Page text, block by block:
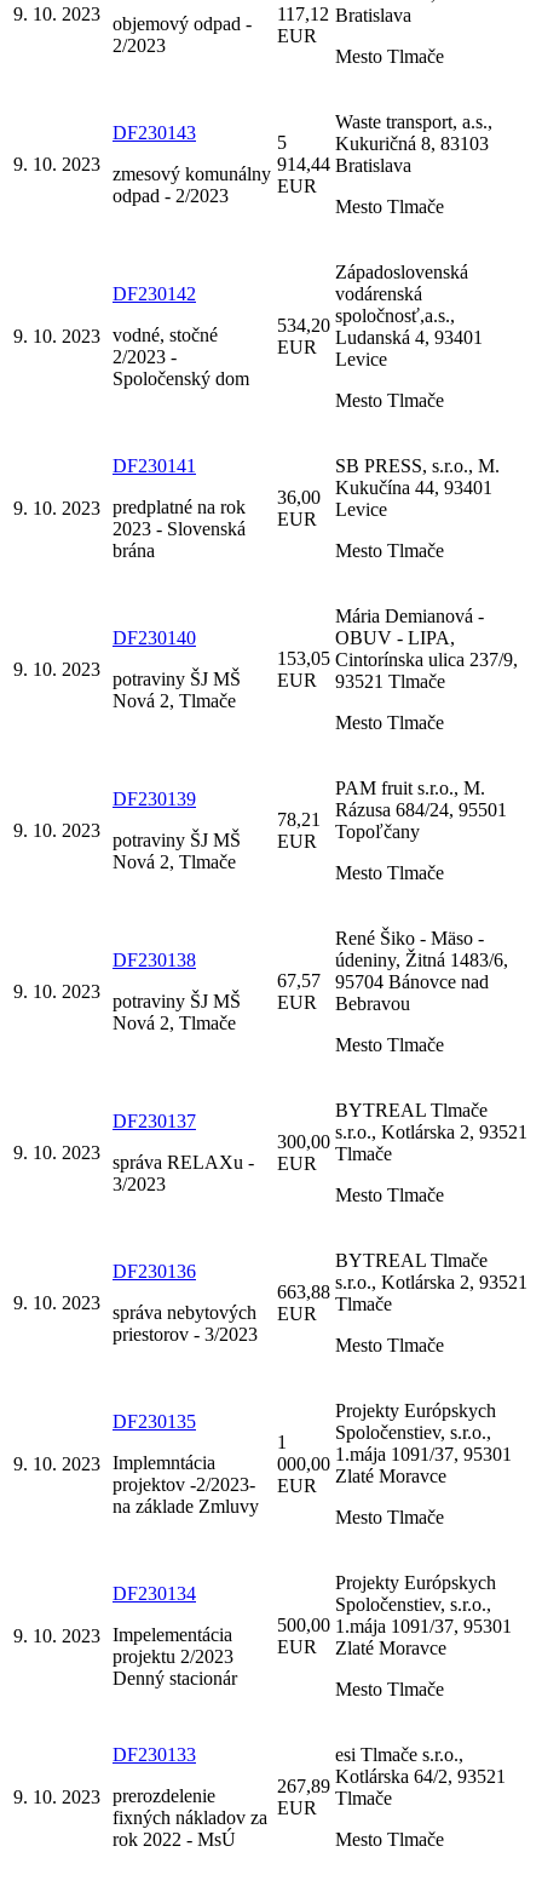
9. 10. 2023 objemový odpad -
2/2023
117,12
EUR
Bratislava
Mesto Tlmače
9. 10. 2023
DF230143
zmesový komunálny
odpad - 2/2023
5
914,44
EUR
Waste transport, a.s.,
Kukuričná 8, 83103
Bratislava
Mesto Tlmače
9. 10. 2023
DF230142
vodné, stočné
2/2023 -
Spoločenský dom
534,20
EUR
Západoslovenská
vodárenská
spoločnosť,a.s.,
Ludanská 4, 93401
Levice
Mesto Tlmače
9. 10. 2023
DF230141
predplatné na rok
2023 - Slovenská
brána
36,00
EUR
SB PRESS, s.r.o., M.
Kukučína 44, 93401
Levice
Mesto Tlmače
9. 10. 2023
DF230140
potraviny ŠJ MŠ
Nová 2, Tlmače
153,05
EUR
Mária Demianová -
OBUV - LIPA,
Cintorínska ulica 237/9,
93521 Tlmače
Mesto Tlmače
9. 10. 2023
DF230139
potraviny ŠJ MŠ
Nová 2, Tlmače
78,21
EUR
PAM fruit s.r.o., M.
Rázusa 684/24, 95501
Topoľčany
Mesto Tlmače
9. 10. 2023
DF230138
potraviny ŠJ MŠ
Nová 2, Tlmače
67,57
EUR
René Šiko - Mäso -
údeniny, Žitná 1483/6,
95704 Bánovce nad
Bebravou
Mesto Tlmače
9. 10. 2023
DF230137
správa RELAXu -
3/2023
300,00
EUR
BYTREAL Tlmače
s.r.o., Kotlárska 2, 93521
Tlmače
Mesto Tlmače
9. 10. 2023
DF230136
správa nebytových
priestorov - 3/2023
663,88
EUR
BYTREAL Tlmače
s.r.o., Kotlárska 2, 93521
Tlmače
Mesto Tlmače
9. 10. 2023
DF230135
Implemntácia
projektov -2/2023-
na základe Zmluvy
1
000,00
EUR
Projekty Európskych
Spoločenstiev, s.r.o.,
1.mája 1091/37, 95301
Zlaté Moravce
Mesto Tlmače
9. 10. 2023
DF230134
Impelementácia
projektu 2/2023
Denný stacionár
500,00
EUR
Projekty Európskych
Spoločenstiev, s.r.o.,
1.mája 1091/37, 95301
Zlaté Moravce
Mesto Tlmače
9. 10. 2023
DF230133
prerozdelenie
fixných nákladov za
rok 2022 - MsÚ
267,89
EUR
esi Tlmače s.r.o.,
Kotlárska 64/2, 93521
Tlmače
Mesto Tlmače